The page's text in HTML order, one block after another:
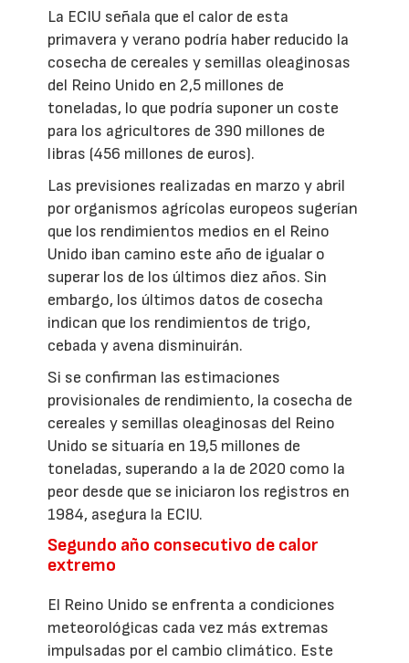
La ECIU señala que el calor de esta
primavera y verano podría haber reducido la
cosecha de cereales y semillas oleaginosas
del Reino Unido en 2,5 millones de
toneladas, lo que podría suponer un coste
para los agricultores de 390 millones de
libras (456 millones de euros).
Las previsiones realizadas en marzo y abril
por organismos agrícolas europeos sugerían
que los rendimientos medios en el Reino
Unido iban camino este año de igualar o
superar los de los últimos diez años. Sin
embargo, los últimos datos de cosecha
indican que los rendimientos de trigo,
cebada y avena disminuirán.
Si se confirman las estimaciones
provisionales de rendimiento, la cosecha de
cereales y semillas oleaginosas del Reino
Unido se situaría en 19,5 millones de
toneladas, superando a la de 2020 como la
peor desde que se iniciaron los registros en
1984, asegura la ECIU.
Segundo año consecutivo de calor
extremo
El Reino Unido se enfrenta a condiciones
meteorológicas cada vez más extremas
impulsadas por el cambio climático. Este